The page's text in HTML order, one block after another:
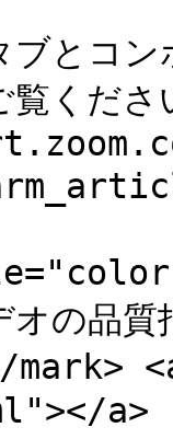
ブとコ
覧くだ
の品
</
a>